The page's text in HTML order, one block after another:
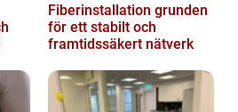
Fiberinstallation grunden
för ett stabilt och
framtidssäkert nätverk